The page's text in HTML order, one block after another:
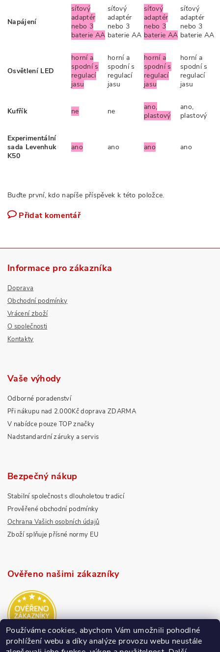
Napájení
síťový
adaptér
nebo 3
baterie AA
síťový
adaptér
nebo 3
baterie AA
síťový
adaptér
nebo 3
baterie AA
síťový
adaptér
nebo 3
baterie AA
Osvětlení LED
horní a
spodní s
regulací
jasu
horní a
spodní s
regulací
jasu
horní a
spodní s
regulací
jasu
horní a
spodní s
regulací
jasu
Kufřík ne ne
ano,
plastový
ano,
plastový
Experimentální
sada Levenhuk
K50
ano ano ano ano
Buďte první, kdo napíše příspěvek k této položce.
Přidat komentář
Informace pro zákazníka
Doprava
Obchodní podmínky
Vrácení zboží
O společnosti
Kontakty
Vaše výhody
Odborné poradenství
Při nákupu nad 2.000Kč doprava ZDARMA
V nabídce pouze TOP značky
Nadstandardní záruky a servis
Bezpečný nákup
Stabilní společnost s dlouholetou tradicí
Prověřené obchodní podmínky
Ochrana Vašich osobních údajů
Zboží splňuje přísné normy EU
Ověřeno našimi zákazníky
Používáme cookies, abychom Vám umožnili pohodlné
prohlížení webu a díky analýze provozu webu neustále